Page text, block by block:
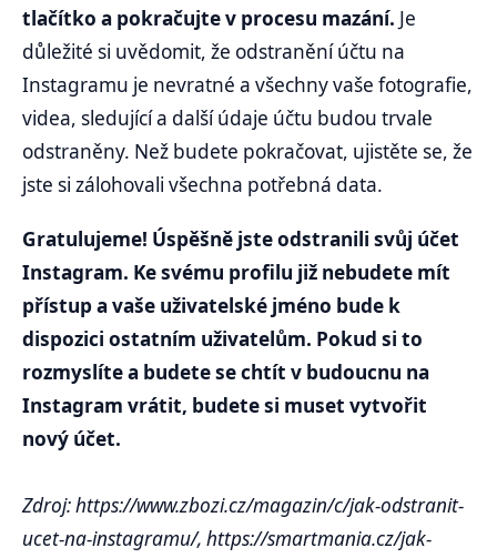
tlačítko a pokračujte v procesu mazání. Je
důležité si uvědomit, že odstranění účtu na
Instagramu je nevratné a všechny vaše fotografie,
videa, sledující a další údaje účtu budou trvale
odstraněny. Než budete pokračovat, ujistěte se, že
jste si zálohovali všechna potřebná data.
Gratulujeme! Úspěšně jste odstranili svůj účet
Instagram. Ke svému profilu již nebudete mít
přístup a vaše uživatelské jméno bude k
dispozici ostatním uživatelům. Pokud si to
rozmyslíte a budete se chtít v budoucnu na
Instagram vrátit, budete si muset vytvořit
nový účet.
Zdroj: https://www.zbozi.cz/magazin/c/jak-odstranit-
ucet-na-instagramu/, https://smartmania.cz/jak-